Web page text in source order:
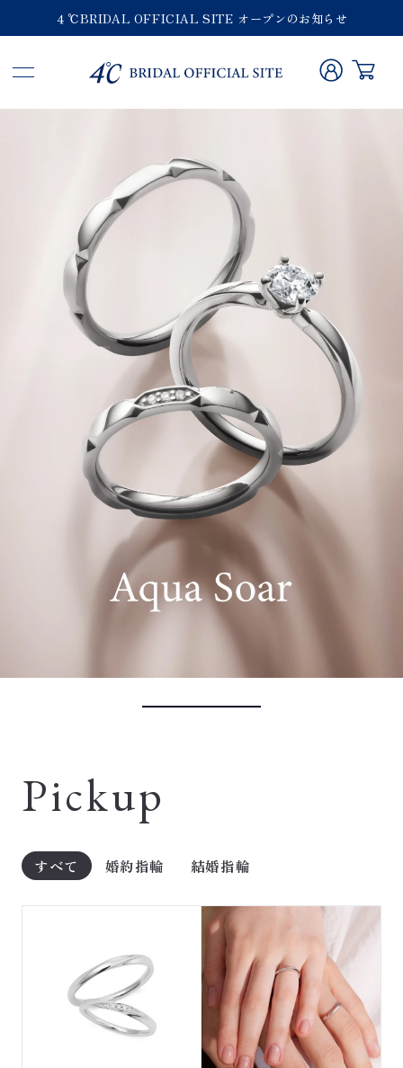
４℃BRIDAL OFFICIAL SITE オープンのお知らせ
Pickup
すべて 婚約指輪 結婚指輪